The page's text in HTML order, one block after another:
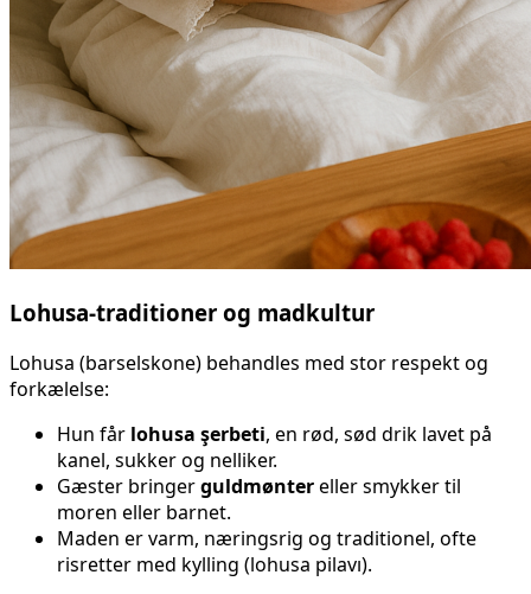
Lohusa-traditioner og madkultur
Lohusa (barselskone) behandles med stor respekt og
forkælelse:
Hun får lohusa şerbeti, en rød, sød drik lavet på
kanel, sukker og nelliker.
Gæster bringerguldmøntereller smykker til
moren eller barnet.
Maden er varm, næringsrig og traditionel, ofte
risretter med kylling (lohusa pilavı).